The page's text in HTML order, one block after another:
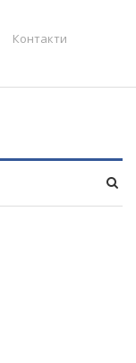
Контакти